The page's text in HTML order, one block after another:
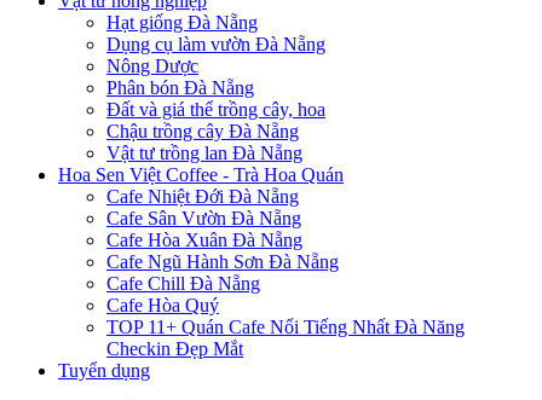
Hạt giống Đà Nẵng
Dụng cụ làm vườn Đà Nẵng
Nông Dược
Phân bón Đà Nẵng
Đất và giá thể trồng cây, hoa
Chậu trồng cây Đà Nẵng
Vật tư trồng lan Đà Nẵng
Hoa Sen Việt Coffee - Trà Hoa Quán
Cafe Nhiệt Đới Đà Nẵng
Cafe Sân Vườn Đà Nẵng
Cafe Hòa Xuân Đà Nẵng
Cafe Ngũ Hành Sơn Đà Nẵng
Cafe Chill Đà Nẵng
Cafe Hòa Quý
TOP 11+ Quán Cafe Nổi Tiếng Nhất Đà Năng
Checkin Đẹp Mắt
Tuyển dụng